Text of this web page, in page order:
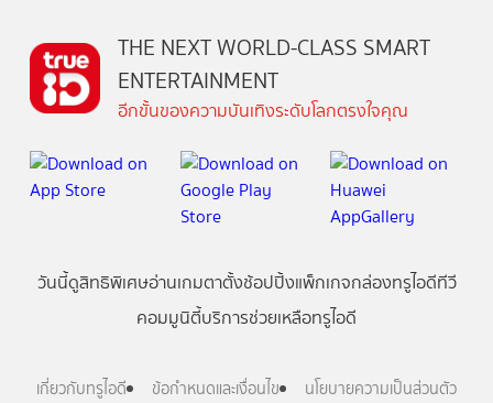
THE NEXT WORLD-CLASS SMART
ENTERTAINMENT
อีกขั้นของความบันเทิงระดับโลกตรงใจคุณ
วันนี้ดูสิทธิพิเศษอ่านเกมตาตั้งช้อปปิ้งแพ็กเกจกล่องทรูไอดีทีวี
คอมมูนิตี้บริการช่วยเหลือทรูไอดี
เกี่ยวกับทรูไอดี ข้อกำหนดและเงื่อนไข
นโยบายความเป็นส่วนตัว